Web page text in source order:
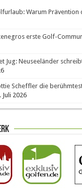
Warum
erste Golf-
Jug: Neuseeländer
Scheffler die
Juli 2026